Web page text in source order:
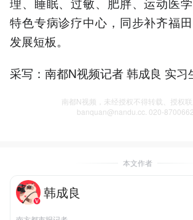
特色专病诊疗中心，同步补齐福
发展短板。
采写：南都N视频记者 韩成良 实习
南都N视频，未经授权不得转载、授权
banquan@nandu.cc. 020-
本文作者
韩成良